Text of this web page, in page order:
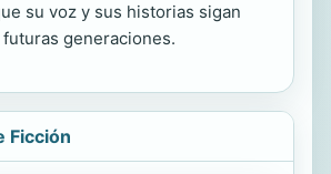
su voz y sus historias sigan
generaciones.
Ficción